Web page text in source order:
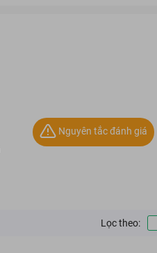
Nguyên tắc đánh giá
Lọc theo: